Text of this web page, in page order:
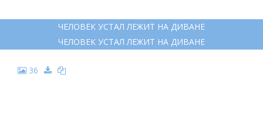
ЧЕЛОВЕК УСТАЛ ЛЕЖИТ НА ДИВАНЕ
ЧЕЛОВЕК УСТАЛ ЛЕЖИТ НА ДИВАНЕ
36